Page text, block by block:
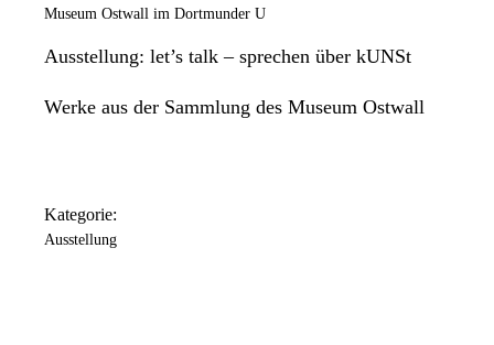
Museum Ostwall im Dortmunder U
Ausstellung: let’s talk – sprechen über kUNSt
Werke aus der Sammlung des Museum Ostwall
Kategorie:
Ausstellung